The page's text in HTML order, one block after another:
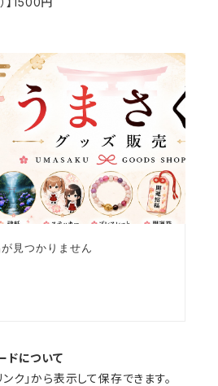
ドについて
ク」から表示して保存できます。